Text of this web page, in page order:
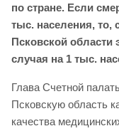
по стране. Если
тыс. населения, то,
Псковской области
случая на 1 тыс.
Глава Счетной
Псковскую область
качества